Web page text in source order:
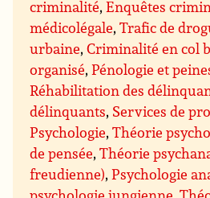
criminalité,Enquêtes
médicolégale,Trafic de
urbaine,Criminalité en col
organisé,Pénologie et
Réhabilitation des
délinquants, Services de
Psychologie,Théorie
de pensée,Théorie
freudienne),Psychologie